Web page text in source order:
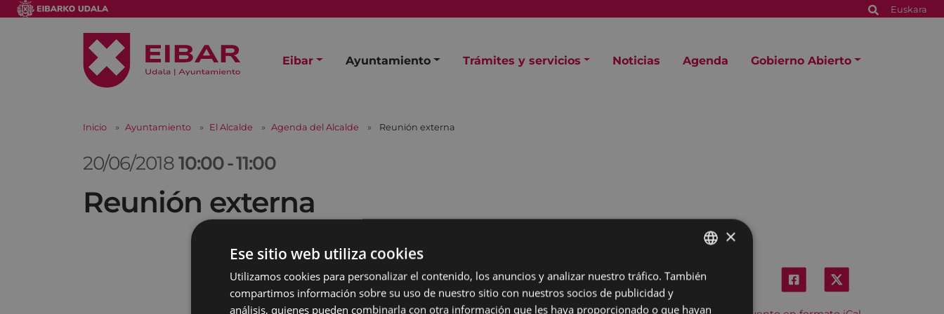
Euskara
Eibar Ayuntamiento Trámites y servicios Noticias Agenda Gobierno Abierto
Inicio Ayuntamiento El Alcalde Agenda del Alcalde Reunión externa
20/06/201810:00-11:00
Reunión externa
BASQUE
×
Ese sitio web utiliza cookies
Utilizamos cookies para personalizar el contenido, los anuncios y analizar nuestro tráfico. También
compartimos información sobre su uso de nuestro sitio con nuestros socios de publicidad y
análisis, quienes pueden combinarla con otra información que les haya proporcionado o que hayan